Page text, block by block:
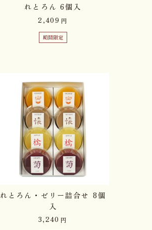
れとろん 6個入
2,409 円
期間限定
れとろん・ゼリー詰合せ 8個
入
3,240 円